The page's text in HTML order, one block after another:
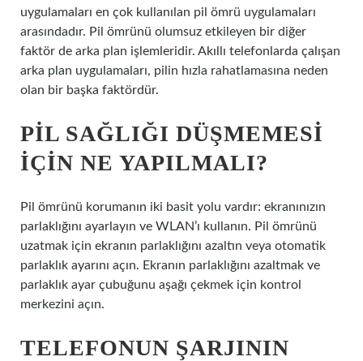
uygulamaları en çok kullanılan pil ömrü uygulamaları
arasındadır. Pil ömrünü olumsuz etkileyen bir diğer
faktör de arka plan işlemleridir. Akıllı telefonlarda çalışan
arka plan uygulamaları, pilin hızla rahatlamasına neden
olan bir başka faktördür.
PIL SAĞLIĞI DÜŞMEMESI
IÇIN NE YAPILMALI?
Pil ömrünü korumanın iki basit yolu vardır: ekranınızın
parlaklığını ayarlayın ve WLAN’ı kullanın. Pil ömrünü
uzatmak için ekranın parlaklığını azaltın veya otomatik
parlaklık ayarını açın. Ekranın parlaklığını azaltmak ve
parlaklık ayar çubuğunu aşağı çekmek için kontrol
merkezini açın.
TELEFONUN ŞARJININ